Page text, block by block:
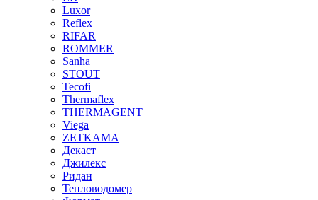
Luxor
Reflex
RIFAR
ROMMER
Sanha
STOUT
Tecofi
Thermaflex
THERMAGENT
Viega
ZETKAMA
Декаст
Джилекс
Ридан
Тепловодомер